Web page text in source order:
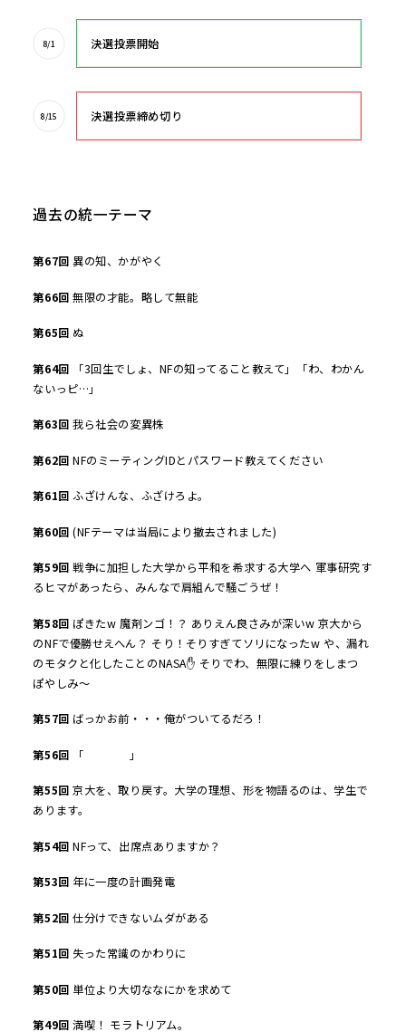
8/1 決選投票開始
8/15 決選投票締め切り
過去の統一テーマ
第67回 異の知、かがやく
第66回 無限の才能。略して無能
第65回 ぬ
第64回
「3回生でしょ、NFの知ってること教えて」「わ、わかん
ないっピ…」
第63回 我ら社会の変異株
第62回 NFのミーティングIDとパスワード教えてください
第61回 ふざけんな、ふざけろよ。
第60回 (NFテーマは当局により撤去されました)
第59回 戦争に加担した大学から平和を希求する大学へ 軍事研究す
るヒマがあったら、みんなで肩組んで騒ごうぜ！
第58回 ぽきたw 魔剤ンゴ！？ ありえん良さみが深いw 京大から
のNFで優勝せえへん？ そり！そりすぎてソリになったw や、漏れ
のモタクと化したことのNASA✋ そりでわ、無限に練りをしまつ
ぽやしみ～
第57回 ばっかお前・・・俺がついてるだろ！
第56回 「 」
第55回 京大を、取り戻す。大学の理想、形を物語るのは、学生で
あります。
第54回 NFって、出席点ありますか？
第53回 年に一度の計画発電
第52回 仕分けできないムダがある
第51回 失った常識のかわりに
第50回 単位より大切ななにかを求めて
第49回 満喫！ モラトリアム。